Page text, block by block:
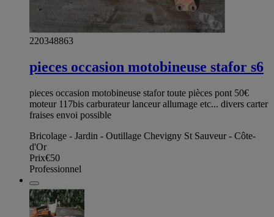
220348863
pieces occasion motobineuse stafor s6
pieces occasion motobineuse stafor toute pièces pont 50€
moteur 117bis carburateur lanceur allumage etc... divers carter
fraises envoi possible
Bricolage - Jardin - Outillage Chevigny St Sauveur - Côte-
d'Or
Prix€50
Professionnel